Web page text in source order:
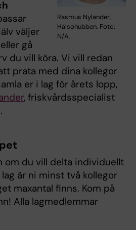
Rasmus Nylander,
Hälsohubben. Foto:
N/A.
väljer
gå
du vill köra. Vi vill redan
prata med dina kollegor
er i lag för årets lopp,
, friskvårdsspecialist
om du vill delta individuellt
är ni minst två kollegor
maxantal finns. Kom på
Alla lagmedlemmar